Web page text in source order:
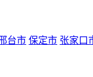
台市 保定市 张家口